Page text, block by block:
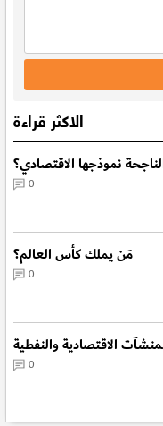
الاكثر قراءة
نموذجها الاقتصادي؟
0
مَن يملك كأس العالم؟
0
الاقتصادية والنفطية
0